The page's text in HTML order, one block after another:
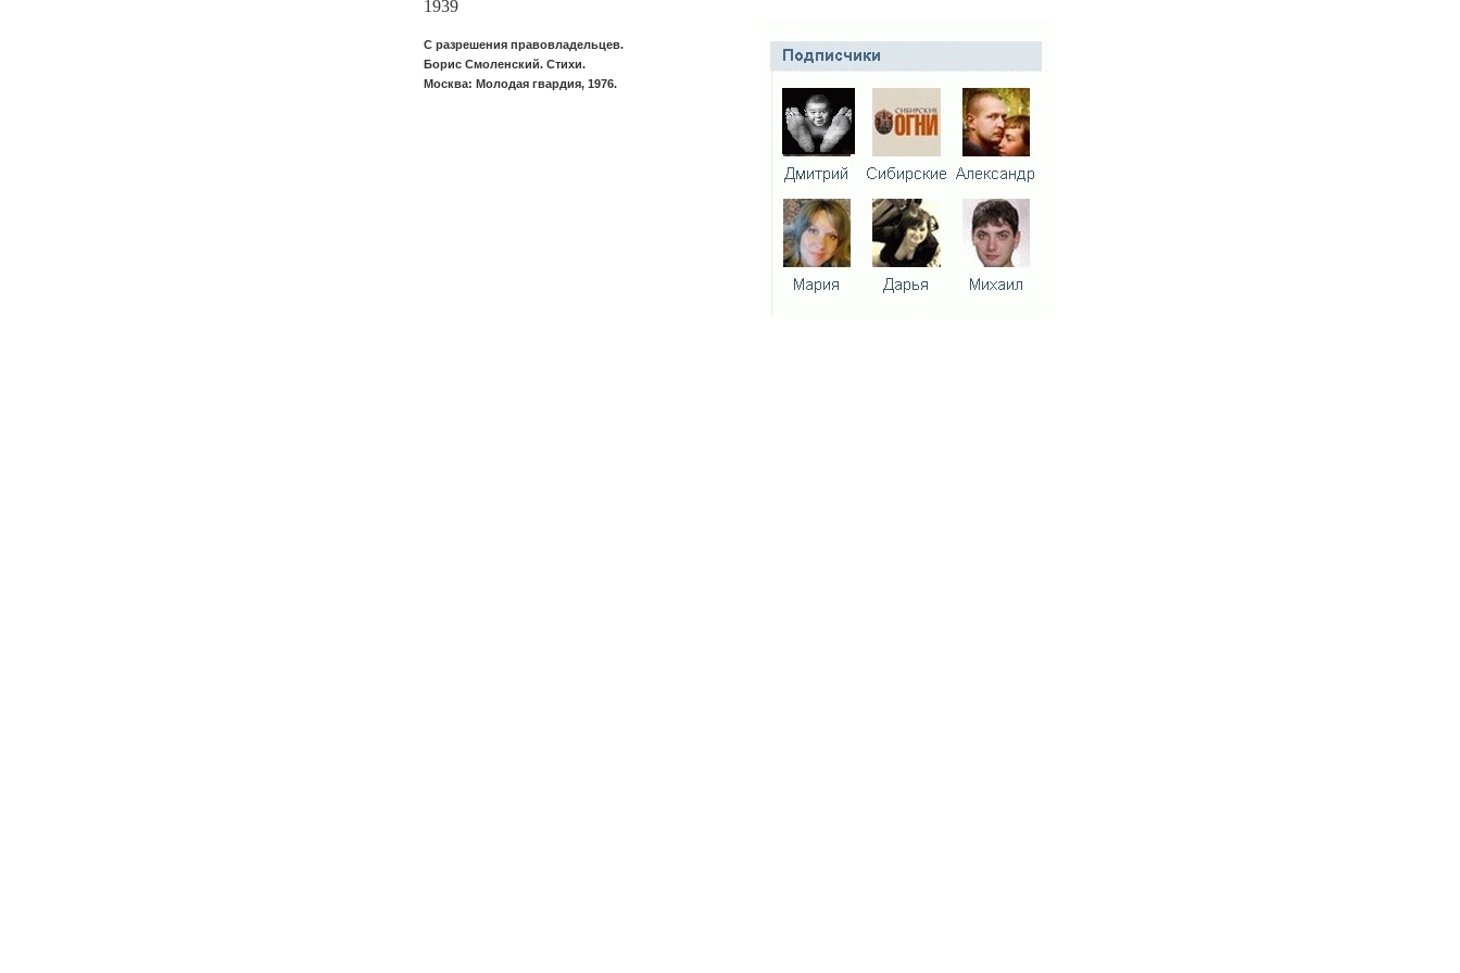
1939
С разрешения правовладельцев.
Борис Смоленский. Стихи.
Москва: Молодая гвардия, 1976.